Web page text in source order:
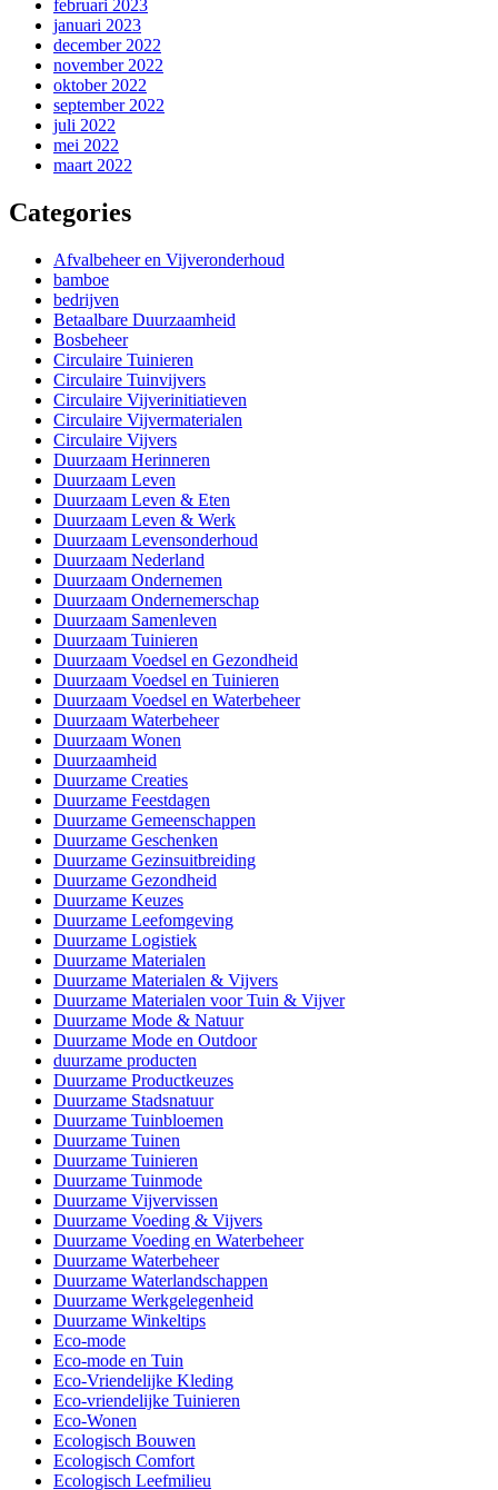
februari 2023
januari 2023
december 2022
november 2022
oktober 2022
september 2022
juli 2022
mei 2022
maart 2022
Categories
Afvalbeheer en Vijveronderhoud
bamboe
bedrijven
Betaalbare Duurzaamheid
Bosbeheer
Circulaire Tuinieren
Circulaire Tuinvijvers
Circulaire Vijverinitiatieven
Circulaire Vijvermaterialen
Circulaire Vijvers
Duurzaam Herinneren
Duurzaam Leven
Duurzaam Leven & Eten
Duurzaam Leven & Werk
Duurzaam Levensonderhoud
Duurzaam Nederland
Duurzaam Ondernemen
Duurzaam Ondernemerschap
Duurzaam Samenleven
Duurzaam Tuinieren
Duurzaam Voedsel en Gezondheid
Duurzaam Voedsel en Tuinieren
Duurzaam Voedsel en Waterbeheer
Duurzaam Waterbeheer
Duurzaam Wonen
Duurzaamheid
Duurzame Creaties
Duurzame Feestdagen
Duurzame Gemeenschappen
Duurzame Geschenken
Duurzame Gezinsuitbreiding
Duurzame Gezondheid
Duurzame Keuzes
Duurzame Leefomgeving
Duurzame Logistiek
Duurzame Materialen
Duurzame Materialen & Vijvers
Duurzame Materialen voor Tuin & Vijver
Duurzame Mode & Natuur
Duurzame Mode en Outdoor
duurzame producten
Duurzame Productkeuzes
Duurzame Stadsnatuur
Duurzame Tuinbloemen
Duurzame Tuinen
Duurzame Tuinieren
Duurzame Tuinmode
Duurzame Vijvervissen
Duurzame Voeding & Vijvers
Duurzame Voeding en Waterbeheer
Duurzame Waterbeheer
Duurzame Waterlandschappen
Duurzame Werkgelegenheid
Duurzame Winkeltips
Eco-mode
Eco-mode en Tuin
Eco-Vriendelijke Kleding
Eco-vriendelijke Tuinieren
Eco-Wonen
Ecologisch Bouwen
Ecologisch Comfort
Ecologisch Leefmilieu